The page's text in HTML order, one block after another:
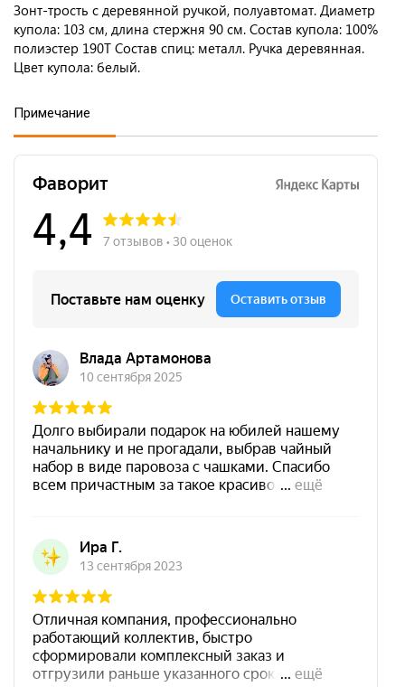
Зонт-трость с деревянной ручкой, полуавтомат. Диаметр
купола: 103 см, длина стержня 90 см. Состав купола: 100%
полиэстер 190T Состав спиц: металл. Ручка деревянная.
Цвет купола: белый.
Примечание